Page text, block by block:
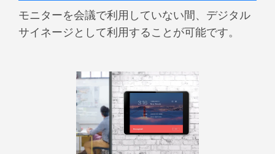
モニターを会議で利用していない間、デジタル
サイネージとして利用することが可能です。